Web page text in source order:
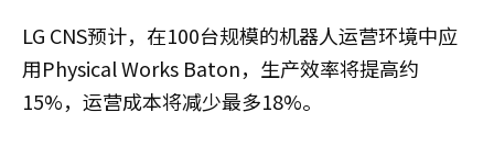
LG CNS预计，在100台规模的机器人运营环境中应
用Physical Works Baton，生产效率将提高约
15%，运营成本将减少最多18%。